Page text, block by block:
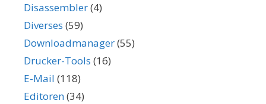
Disassembler(4)
Diverses (59)
Downloadmanager(55)
Drucker-Tools (16)
E-Mail (118)
Editoren(34)